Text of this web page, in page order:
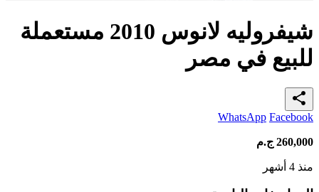
شيفروليه لانوس 2010 مستعملة
للبيع في مصر
share
WhatsApp Facebook
260,000 ج.م
منذ 4 أشهر